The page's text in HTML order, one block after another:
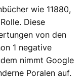
wie 11880,
Diese
von den
1 negative
nimmt Google
Poralen auf.